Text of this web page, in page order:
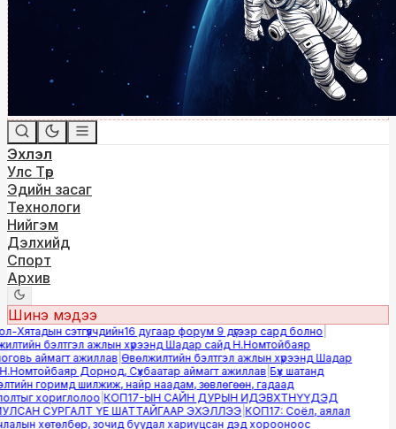
Эхлэл
Улс Төр
Эдийн засаг
Технологи
Нийгэм
Дэлхийд
Спорт
Архив
Шинэ мэдээ
сэтгүүлчдийн16 дугаар форум 9 дүгээр сард болно|
бэлтгэл ажлын хүрээнд Шадар сайд Н.Номтойбаяр
аймагт ажиллав|Өвөлжилтийн бэлтгэл ажлын хүрээнд Шадар
Дорнод, Сүхбаатар аймагт ажиллав|Бүх шатанд
горимд шилжиж, найр наадам, зөвлөгөөн, гадаад
хориглолоо|КОП17-ЫН САЙН ДУРЫН ИДЭВХТНҮҮДЭД
СУРГАЛТ ҮЕ ШАТТАЙГААР ЭХЭЛЛЭЭ|КОП17: Соёл, аялал
хөтөлбөр, зочид буудал хариуцсан дэд хорооноос